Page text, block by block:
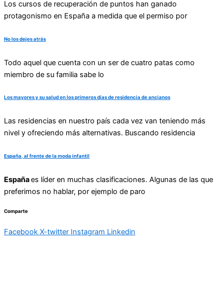
Los cursos de recuperación de puntos han ganado
protagonismo en España a medida que el permiso por
No los dejes atrás
Todo aquel que cuenta con un ser de cuatro patas como
miembro de su familia sabe lo
Los mayores y su salud en los primeros días de residencia de ancianos
Las residencias en nuestro país cada vez van teniendo más
nivel y ofreciendo más alternativas. Buscando residencia
España, al frente de la moda infantil
Españaes líder en muchas clasificaciones. Algunas de las que
preferimos no hablar, por ejemplo de paro
Comparte
Facebook X-twitter Instagram Linkedin